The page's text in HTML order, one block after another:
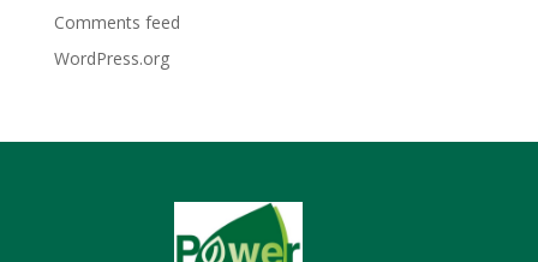
Comments feed
WordPress.org